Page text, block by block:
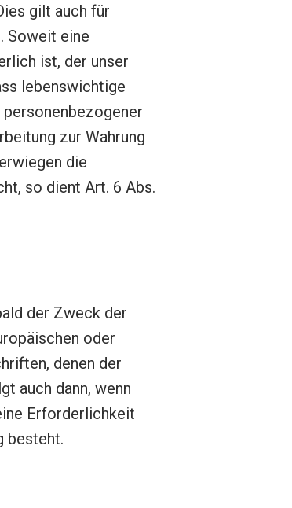
gilt auch für
Soweit eine
ist, der unser
lebenswichtige
zur Wahrung
die
so dient Art. 6 Abs.
der Zweck der
oder
denen der
auch dann, wenn
Erforderlichkeit
besteht.